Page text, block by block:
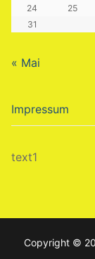
24
25
31
« Mai
Impressum
text1
Copyright ©